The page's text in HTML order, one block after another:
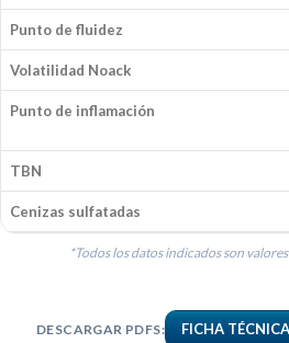
Punto de fluidez
Volatilidad Noack
Punto de inflamación
TBN
Cenizas sulfatadas
*Todos los datos indicados son
DESCARGAR PDFS: FICHA TÉCNICA